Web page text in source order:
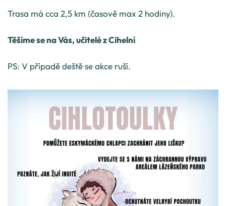
Trasa má cca 2,5 km (časově max 2 hodiny).
Těšíme se na Vás, učitelé z Cihelní
PS: V případě deště se akce ruší.